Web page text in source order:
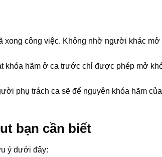
công việc. Không nhờ người khác mở
khóa hãm ở ca trước chỉ được phép mở
phụ trách ca sẽ để nguyên khóa hãm
bạn cần biết
ý dưới đây: